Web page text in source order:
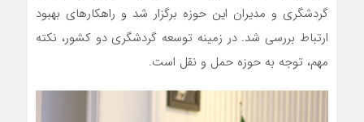
گردشگری و مدیران این حوزه برگزار شد و راهکارهای بهبود
ارتباط بررسی شد. در زمینه توسعه گردشگری دو کشور، نکته
مهم، توجه به حوزه حمل و نقل است.